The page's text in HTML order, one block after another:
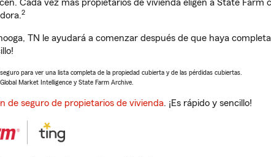
Cada vez más propietarios de vivienda eligen a State
2
TN le ayudará a comenzar después de que haya
para ver una lista completa de la propiedad cubierta y de las pérdidas cubiertas.
Market Intelligence y State Farm Archive.
de seguro de propietarios de vivienda. ¡Es rápido y sencillo!